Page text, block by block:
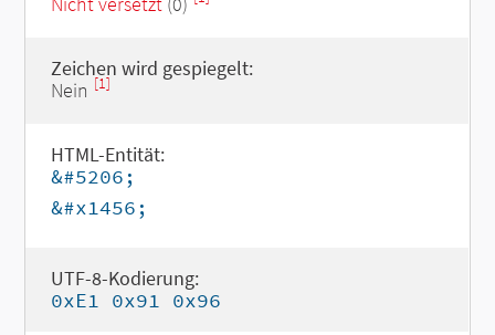
Zeichen wird gespiegelt:
Nein [1]
HTML-Entität:
&#5206;
&#x1456;
UTF-8-Kodierung:
0xE1 0x91 0x96